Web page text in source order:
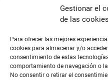
Gestionar el
de las cookies
Para ofrecer las mejores
cookies para almacenar y/o
consentimiento de estas
comportamiento de navegación o
No consentir o retirar el